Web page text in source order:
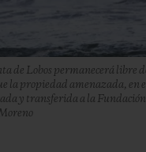
de Lobos permanecerá libre
la propiedad amenazada, en
y transferida a la